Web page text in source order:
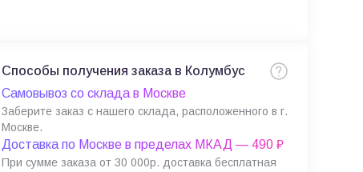
Способы получения заказа в Колумбус
Самовывоз со склада в Москве
Заберите заказ с нашего склада, расположенного в г.
Москве.
Доставка по Москве в пределах МКАД — 490 ₽
При сумме заказа от 30 000р. доставка бесплатная